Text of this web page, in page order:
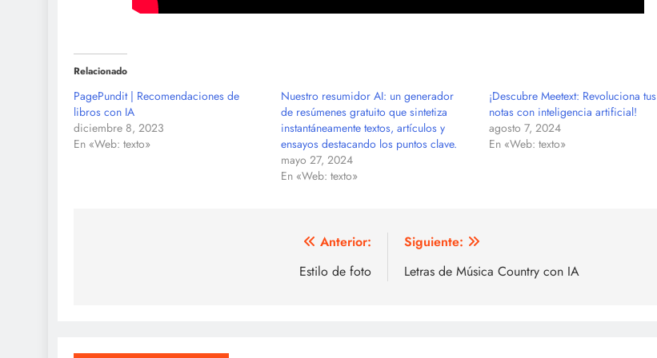
Relacionado
PagePundit | Recomendaciones de
libros con IA
diciembre 8, 2023
En «Web: texto»
Nuestro resumidor AI: un generador
de resúmenes gratuito que sintetiza
instantáneamente textos, artículos y
ensayos destacando los puntos clave.
mayo 27, 2024
En «Web: texto»
¡Descubre Meetext: Revoluciona tus
notas con inteligencia artificial!
agosto 7, 2024
En «Web: texto»
Anterior:
Estilo de foto
Siguiente:
Letras de Música Country con IA